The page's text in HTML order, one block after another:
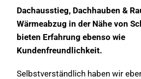
Dachausstieg, Dachhauben &
Wärmeabzug in der Nähe von
bieten Erfahrung ebenso wie
Kundenfreundlichkeit.
Selbstverständlich haben wir